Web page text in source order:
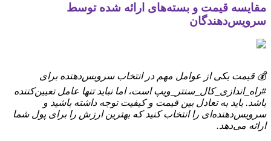
مقایسه قیمت و بسته‌های ارائه شده توسط
سرویس‌دهندگان
💰 قیمت یکی از عوامل مهم در انتخاب سرویس‌دهنده برای
#راه_اندازی_کال_سنتر_ویپ است، اما نباید تنها عامل تعیین‌کننده
باشد. باید به تعادل بین قیمت و کیفیت توجه داشته باشید و
سرویس‌دهنده‌ای را انتخاب کنید که بهترین ارزش را برای پول شما
ارائه می‌دهد.